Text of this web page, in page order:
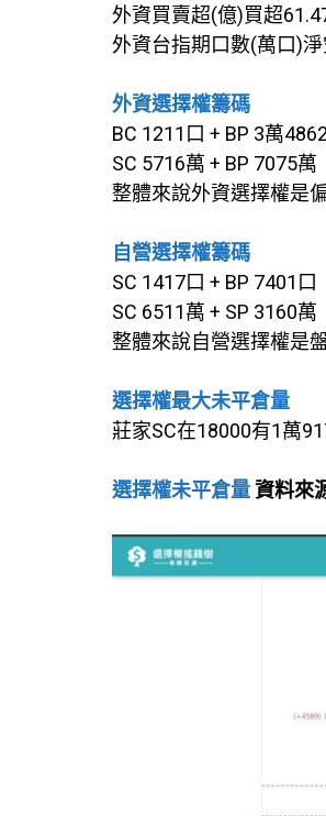
外資買賣超(億)買超
外資台指期口數(萬口)
外資選擇權籌碼
BC 1211口 + BP 3萬
SC 5716萬 + BP 7075萬
整體來說外資選擇權是
自營選擇權籌碼
SC 1417口 + BP 7401口
SC 6511萬 + SP 3160萬
整體來說自營選擇權是
選擇權最大未平倉量
莊家SC在18000有1萬
選擇權未平倉量資料來